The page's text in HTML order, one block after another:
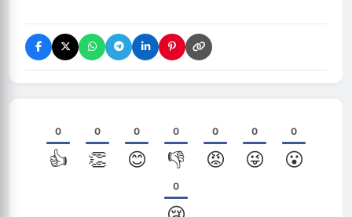
0
👍
0
👏
0
😊
0
👎
0
😡
0
😜
0
😮
0